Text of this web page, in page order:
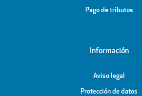
Pago de tributos
Información
Aviso legal
Protección de datos